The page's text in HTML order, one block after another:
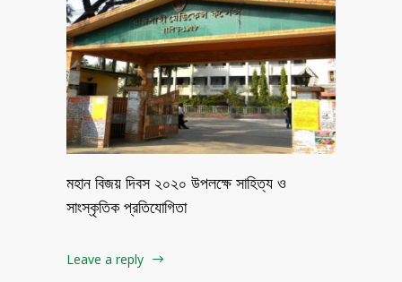
মহান বিজয় দিবস ২০২০ উপলক্ষে সাহিত্য ও
সাংস্কৃতিক প্রতিযোগিতা
Leave a reply